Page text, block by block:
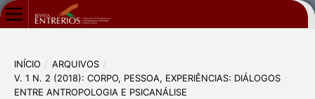
INÍCIO / ARQUIVOS /
V. 1 N. 2 (2018): CORPO, PESSOA, EXPERIÊNCIAS: DIÁLOGOS
ENTRE ANTROPOLOGIA E PSICANÁLISE